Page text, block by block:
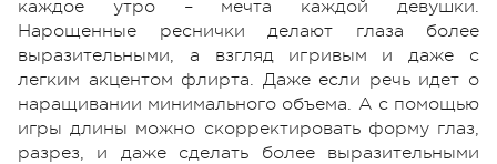
каждое утро – мечта каждой девушки.
Нарощенные реснички делают глаза более
выразительными, а взгляд игривым и даже с
легким акцентом флирта. Даже если речь идет о
наращивании минимального объема. А с помощью
игры длины можно скорректировать форму глаз,
разрез, и даже сделать более выразительными